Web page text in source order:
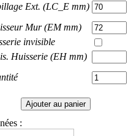
Ext. (LC_E mm)
Mur (EM mm)
invisible
Huisserie (EH mm)
: